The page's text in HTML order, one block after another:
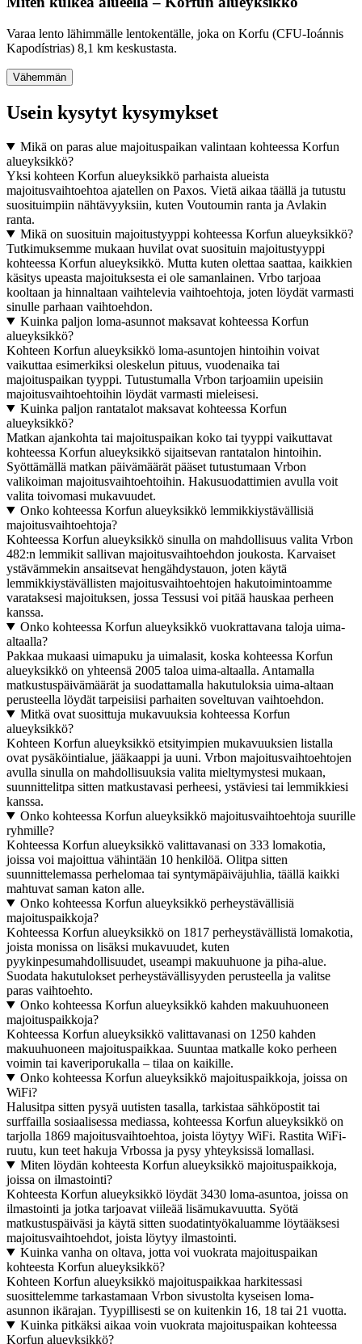
Varaa lento lähimmälle lentokentälle, joka on Korfu (CFU-Ioánnis
Kapodístrias) 8,1 km keskustasta.
Vähemmän
Usein kysytyt kysymykset
Mikä on paras alue majoituspaikan valintaan kohteessa Korfun
alueyksikkö?
Yksi kohteen Korfun alueyksikkö parhaista alueista
majoitusvaihtoehtoa ajatellen on Paxos. Vietä aikaa täällä ja tutustu
suosituimpiin nähtävyyksiin, kuten Voutoumin ranta ja Avlakin
ranta.
Mikä on suosituin majoitustyyppi kohteessa Korfun alueyksikkö?
Tutkimuksemme mukaan huvilat ovat suosituin majoitustyyppi
kohteessa Korfun alueyksikkö. Mutta kuten olettaa saattaa, kaikkien
käsitys upeasta majoituksesta ei ole samanlainen. Vrbo tarjoaa
kooltaan ja hinnaltaan vaihtelevia vaihtoehtoja, joten löydät varmasti
sinulle parhaan vaihtoehdon.
Kuinka paljon loma-asunnot maksavat kohteessa Korfun
alueyksikkö?
Kohteen Korfun alueyksikkö loma-asuntojen hintoihin voivat
vaikuttaa esimerkiksi oleskelun pituus, vuodenaika tai
majoituspaikan tyyppi. Tutustumalla Vrbon tarjoamiin upeisiin
majoitusvaihtoehtoihin löydät varmasti mieleisesi.
Kuinka paljon rantatalot maksavat kohteessa Korfun
alueyksikkö?
Matkan ajankohta tai majoituspaikan koko tai tyyppi vaikuttavat
kohteessa Korfun alueyksikkö sijaitsevan rantatalon hintoihin.
Syöttämällä matkan päivämäärät pääset tutustumaan Vrbon
valikoiman majoitusvaihtoehtoihin. Hakusuodattimien avulla voit
valita toivomasi mukavuudet.
Onko kohteessa Korfun alueyksikkö lemmikkiystävällisiä
majoitusvaihtoehtoja?
Kohteessa Korfun alueyksikkö sinulla on mahdollisuus valita Vrbon
482:n lemmikit sallivan majoitusvaihtoehdon joukosta. Karvaiset
ystävämmekin ansaitsevat hengähdystauon, joten käytä
lemmikkiystävällisten majoitusvaihtoehtojen hakutoimintoamme
varataksesi majoituksen, jossa Tessusi voi pitää hauskaa perheen
kanssa.
Onko kohteessa Korfun alueyksikkö vuokrattavana taloja uima-
altaalla?
Pakkaa mukaasi uimapuku ja uimalasit, koska kohteessa Korfun
alueyksikkö on yhteensä 2005 taloa uima-altaalla. Antamalla
matkustuspäivämäärät ja suodattamalla hakutuloksia uima-altaan
perusteella löydät tarpeisiisi parhaiten soveltuvan vaihtoehdon.
Mitkä ovat suosittuja mukavuuksia kohteessa Korfun
alueyksikkö?
Kohteen Korfun alueyksikkö etsityimpien mukavuuksien listalla
ovat pysäköintialue, jääkaappi ja uuni. Vrbon majoitusvaihtoehtojen
avulla sinulla on mahdollisuuksia valita mieltymystesi mukaan,
suunnittelitpa sitten matkustavasi perheesi, ystäviesi tai lemmikkiesi
kanssa.
Onko kohteessa Korfun alueyksikkö majoitusvaihtoehtoja suurille
ryhmille?
Kohteessa Korfun alueyksikkö valittavanasi on 333 lomakotia,
joissa voi majoittua vähintään 10 henkilöä. Olitpa sitten
suunnittelemassa perhelomaa tai syntymäpäiväjuhlia, täällä kaikki
mahtuvat saman katon alle.
Onko kohteessa Korfun alueyksikkö perheystävällisiä
majoituspaikkoja?
Kohteessa Korfun alueyksikkö on 1817 perheystävällistä lomakotia,
joista monissa on lisäksi mukavuudet, kuten
pyykinpesumahdollisuudet, useampi makuuhuone ja piha-alue.
Suodata hakutulokset perheystävällisyyden perusteella ja valitse
paras vaihtoehto.
Onko kohteessa Korfun alueyksikkö kahden makuuhuoneen
majoituspaikkoja?
Kohteessa Korfun alueyksikkö valittavanasi on 1250 kahden
makuuhuoneen majoituspaikkaa. Suuntaa matkalle koko perheen
voimin tai kaveriporukalla – tilaa on kaikille.
Onko kohteessa Korfun alueyksikkö majoituspaikkoja, joissa on
WiFi?
Halusitpa sitten pysyä uutisten tasalla, tarkistaa sähköpostit tai
surffailla sosiaalisessa mediassa, kohteessa Korfun alueyksikkö on
tarjolla 1869 majoitusvaihtoehtoa, joista löytyy WiFi. Rastita WiFi-
ruutu, kun teet hakuja Vrbossa ja pysy yhteyksissä lomallasi.
Miten löydän kohteesta Korfun alueyksikkö majoituspaikkoja,
joissa on ilmastointi?
Kohteesta Korfun alueyksikkö löydät 3430 loma-asuntoa, joissa on
ilmastointi ja jotka tarjoavat viileää lisämukavuutta. Syötä
matkustuspäiväsi ja käytä sitten suodatintyökaluamme löytääksesi
majoitusvaihtoehdot, joista löytyy ilmastointi.
Kuinka vanha on oltava, jotta voi vuokrata majoituspaikan
kohteesta Korfun alueyksikkö?
Kohteen Korfun alueyksikkö majoituspaikkaa harkitessasi
suosittelemme tarkastamaan Vrbon sivustolta kyseisen loma-
asunnon ikärajan. Tyypillisesti se on kuitenkin 16, 18 tai 21 vuotta.
Kuinka pitkäksi aikaa voin vuokrata majoituspaikan kohteessa
Korfun alueyksikkö?